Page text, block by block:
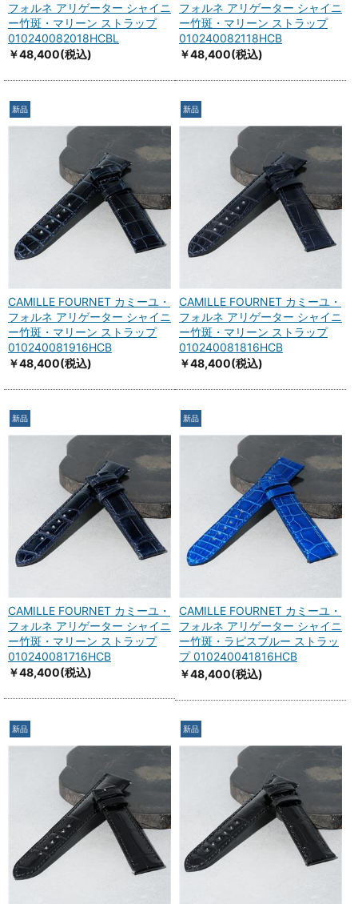
フォルネ アリゲーター シャイニ
ー竹斑・マリーン ストラップ
010240082018HCBL
￥48,400(税込)
フォルネ アリゲーター シャイニ
ー竹斑・マリーン ストラップ
010240082118HCB
￥48,400(税込)
新品
CAMILLE FOURNET カミーユ・
フォルネ アリゲーター シャイニ
ー竹斑・マリーン ストラップ
010240081916HCB
￥48,400(税込)
新品
CAMILLE FOURNET カミーユ・
フォルネ アリゲーター シャイニ
ー竹斑・マリーン ストラップ
010240081816HCB
￥48,400(税込)
新品
CAMILLE FOURNET カミーユ・
フォルネ アリゲーター シャイニ
ー竹斑・マリーン ストラップ
010240081716HCB
￥48,400(税込)
新品
CAMILLE FOURNET カミーユ・
フォルネ アリゲーター シャイニ
ー竹斑・ラピスブルー ストラッ
プ 010240041816HCB
￥48,400(税込)
新品 新品